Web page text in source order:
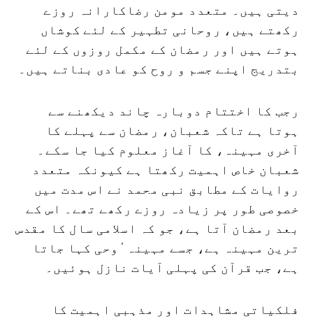
دیتی ہیں۔ متعدد مومن رضاکارانہ روزے
رکھتے ہیں، روحانی تطہیر کے لئے کوشاں
ہوتے ہیں اور رمضان کے مکمل روزوں کے لئے
بتدریج اپنے جسم و روح کو عادی بناتے ہیں۔
رجب کا اختتام دوبارہ چاند دیکھنے سے
ہوتا ہے تاکہ شعبان، رمضان سے پہلے کا
آخری مہینہ، کا آغاز معلوم کیا جا سکے۔
شعبان خاص اہمیت رکھتا ہے کیونکہ متعدد
روایات کے مطابق نبی محمد نے اس مدت میں
خصوصی طور پر زیادہ روزے رکھے تھے۔ اس کے
بعد رمضان آتا ہے، جو کہ اسلامی سال کا مقدس
ترین مہینہ ہے، جسے مہینہ ٔوحی کہا جاتا
ہے، جب قرآن کی پہلی آیات نازل ہوئیں۔
فلکیاتی مشاہدات اور مذہبی اہمیت کا